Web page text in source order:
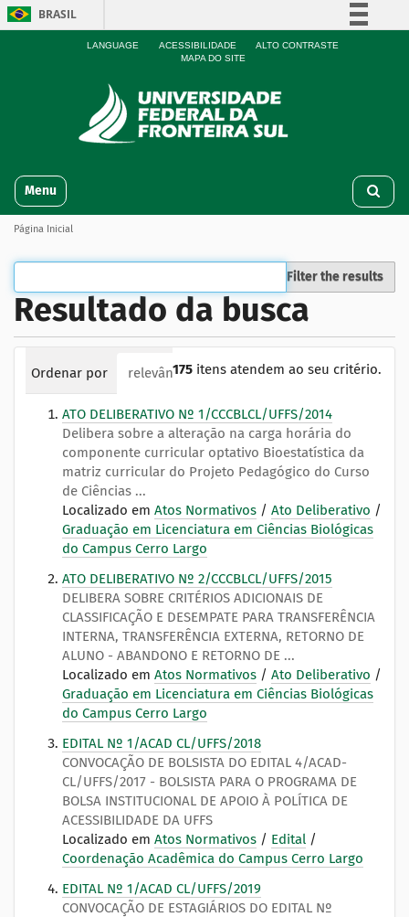
BRASIL
Simplifique!
Participe
Acesso à informação
LANGUAGE ACESSIBILIDADE
ALTO CONTRASTE
MAPA DO SITE
v
Toggle navigation
Página Inicial
Filter the results
Resultado da busca
175 itens atendem ao seu critério.
Ordenar por relevância data (mais recente primeiro)
ATO DELIBERATIVO Nº 1/CCCBLCL/UFFS/2014
Delibera sobre a alteração na carga horária do
componente curricular optativo Bioestatística da
matriz curricular do Projeto Pedagógico do Curso
de Ciências ...
Localizado em Atos Normativos / Ato Deliberativo /
Graduação em Licenciatura em Ciências Biológicas
do Campus Cerro Largo
ATO DELIBERATIVO Nº 2/CCCBLCL/UFFS/2015
DELIBERA SOBRE CRITÉRIOS ADICIONAIS DE
CLASSIFICAÇÃO E DESEMPATE PARA TRANSFERÊNCIA
INTERNA, TRANSFERÊNCIA EXTERNA, RETORNO DE
ALUNO - ABANDONO E RETORNO DE ...
Localizado em Atos Normativos / Ato Deliberativo /
Graduação em Licenciatura em Ciências Biológicas
do Campus Cerro Largo
EDITAL Nº 1/ACAD CL/UFFS/2018
CONVOCAÇÃO DE BOLSISTA DO EDITAL 4/ACAD-
CL/UFFS/2017 - BOLSISTA PARA O PROGRAMA DE
BOLSA INSTITUCIONAL DE APOIO À POLÍTICA DE
ACESSIBILIDADE DA UFFS
Localizado em Atos Normativos / Edital /
Coordenação Acadêmica do Campus Cerro Largo
EDITAL Nº 1/ACAD CL/UFFS/2019
CONVOCAÇÃO DE ESTAGIÁRIOS DO EDITAL Nº